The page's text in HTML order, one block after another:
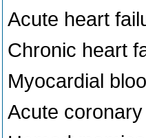
Acute heart
Chronic heart
Myocardial
Acute